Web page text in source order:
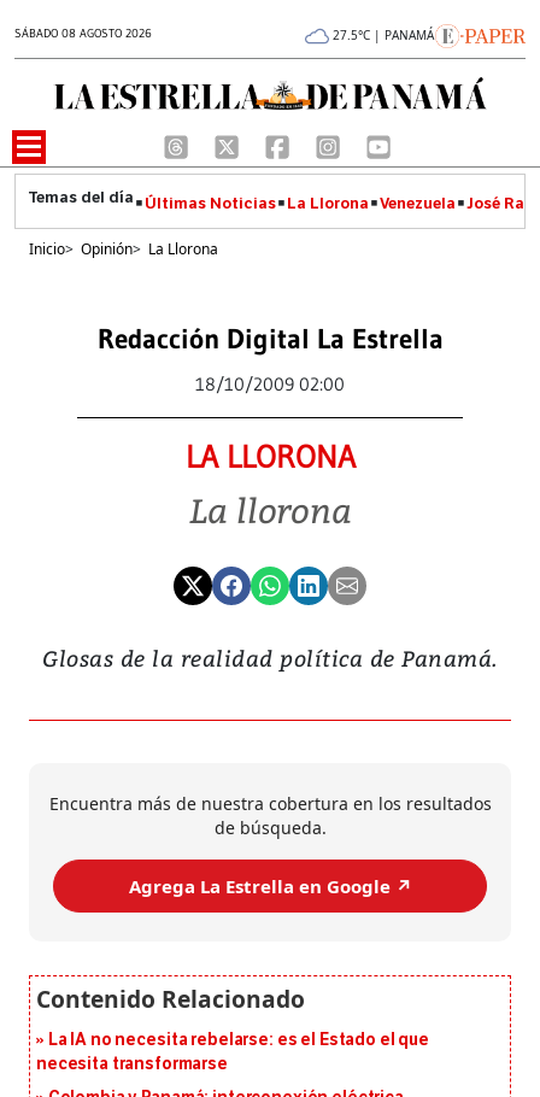
SÁBADO 08 AGOSTO 2026 27.5°C | PANAMÁ
Últimas Noticias La Llorona Venezuela José
Inicio> Opinión> La Llorona
Redacción Digital La Estrella
18/10/2009 02:00
LA LLORONA
La llorona
Glosas de la realidad política de Panamá.
Encuentra más de nuestra cobertura en los resultados
de búsqueda.
Agrega La Estrella en Google ↗️
La IA no necesita rebelarse: es el Estado el que
necesita transformarse